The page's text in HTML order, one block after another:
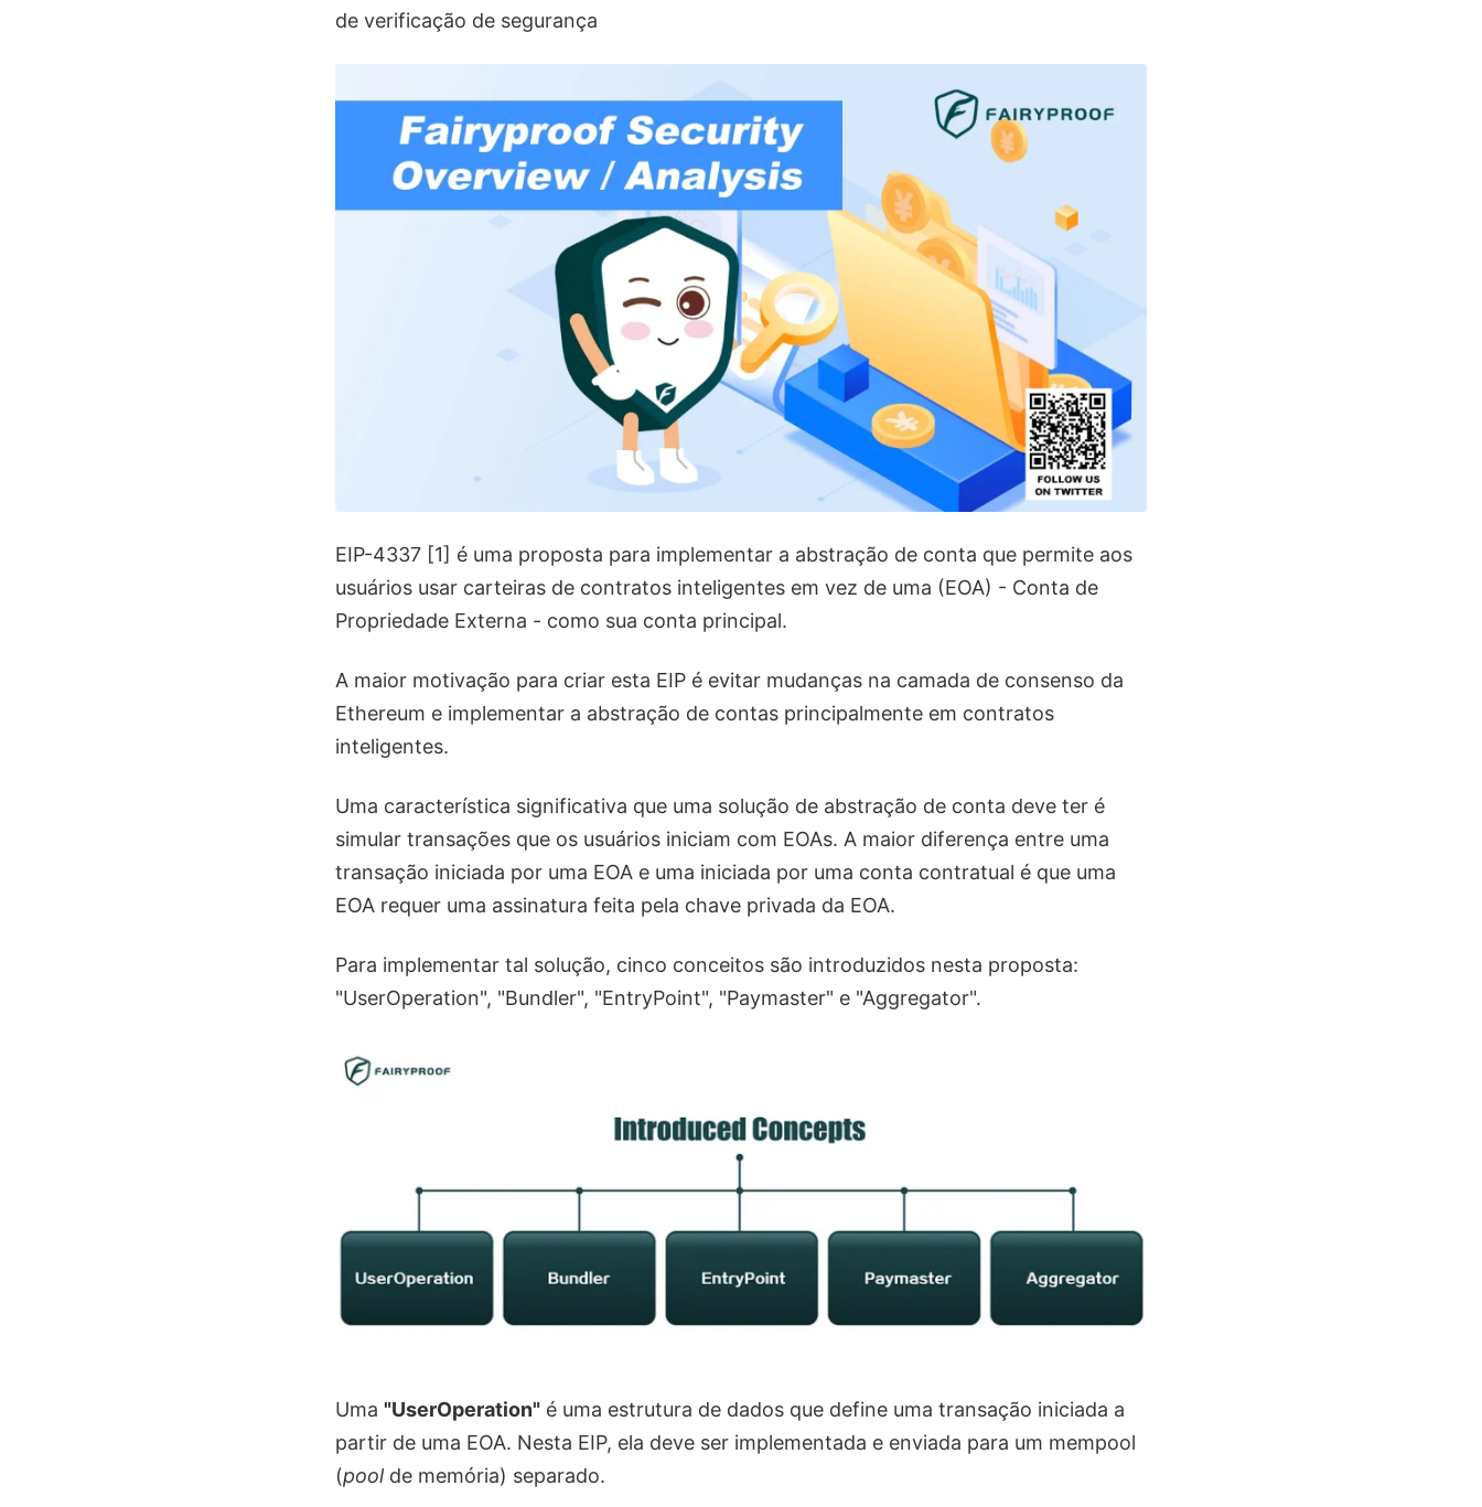
de verificação de segurança
EIP-4337 [1] é uma proposta para implementar a abstração de conta que permite aos
usuários usar carteiras de contratos inteligentes em vez de uma (EOA) - Conta de
Propriedade Externa - como sua conta principal.
A maior motivação para criar esta EIP é evitar mudanças na camada de consenso da
Ethereum e implementar a abstração de contas principalmente em contratos
inteligentes.
Uma característica significativa que uma solução de abstração de conta deve ter é
simular transações que os usuários iniciam com EOAs. A maior diferença entre uma
transação iniciada por uma EOA e uma iniciada por uma conta contratual é que uma
EOA requer uma assinatura feita pela chave privada da EOA.
Para implementar tal solução, cinco conceitos são introduzidos nesta proposta:
"UserOperation", "Bundler", "EntryPoint", "Paymaster" e "Aggregator".
Uma "UserOperation" é uma estrutura de dados que define uma transação iniciada a
partir de uma EOA. Nesta EIP, ela deve ser implementada e enviada para um mempool
(poolde memória) separado.